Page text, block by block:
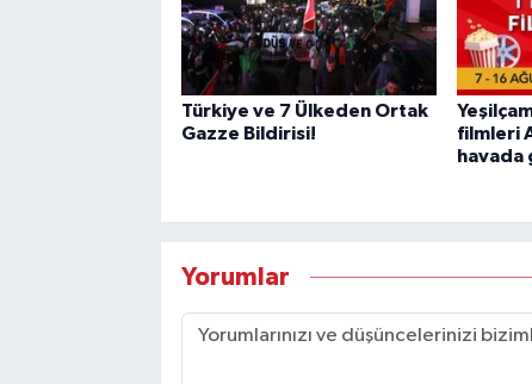
Türkiye ve 7 Ülkeden Ortak
Gazze Bildirisi!
filmleri
Yorumlar